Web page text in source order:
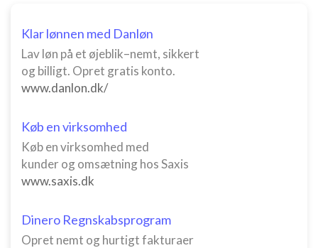
Klar lønnen med Danløn
Lav løn på et øjeblik–nemt, sikkert
og billigt. Opret gratis konto.
www.danlon.dk/
Køb en virksomhed
Køb en virksomhed med
kunder og omsætning hos Saxis
www.saxis.dk
Dinero Regnskabsprogram
Opret nemt og hurtigt fakturaer